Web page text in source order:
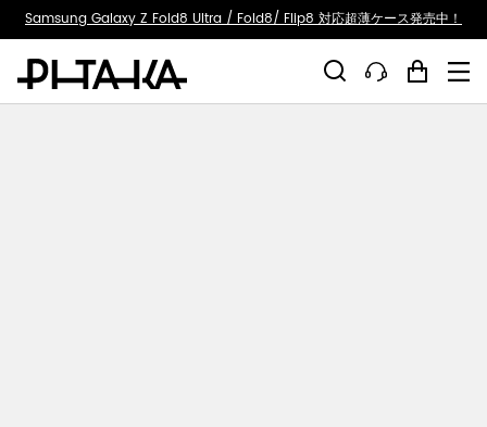
Samsung Galaxy Z Fold8 Ultra / Fold8/ Flip8 対応超薄ケース発売中！